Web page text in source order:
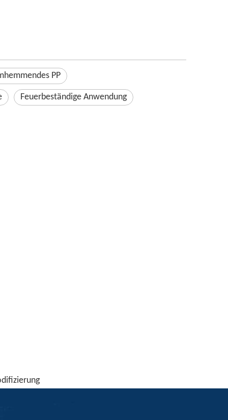
PP
Feuerbeständige Anwendung